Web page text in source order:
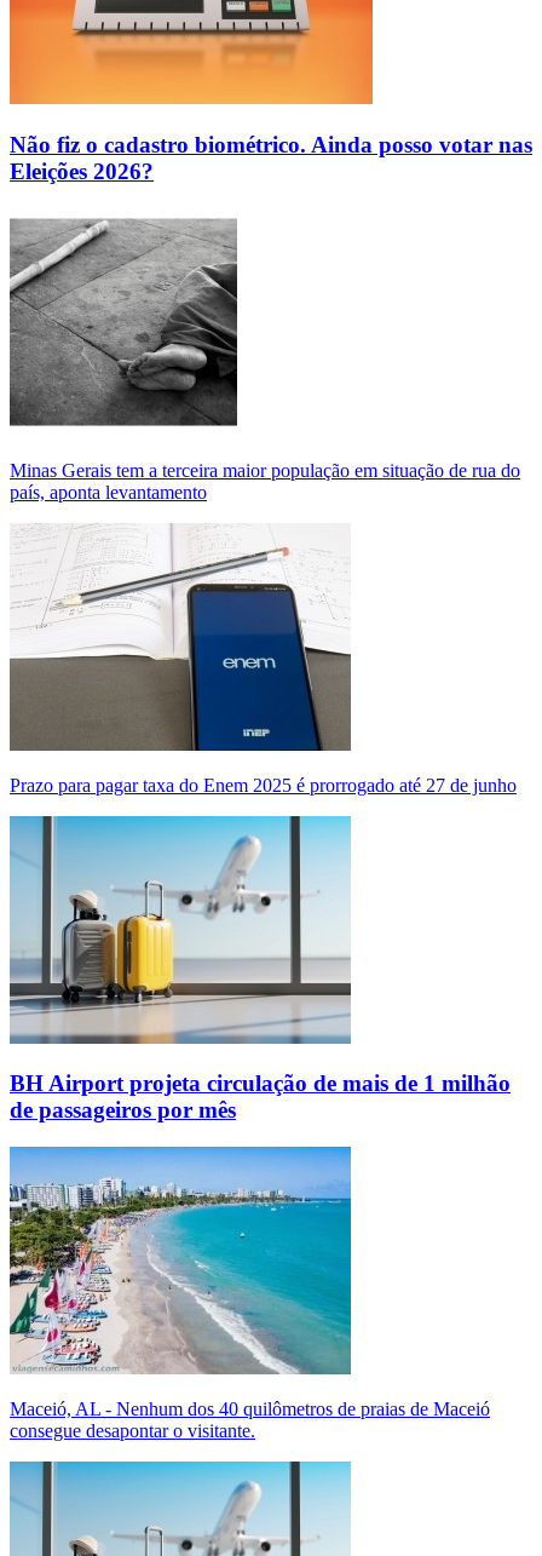
Não fiz o cadastro biométrico. Ainda posso votar nas
Eleições 2026?
Minas Gerais tem a terceira maior população em situação de rua do
país, aponta levantamento
Prazo para pagar taxa do Enem 2025 é prorrogado até 27 de junho
BH Airport projeta circulação de mais de 1 milhão
de passageiros por mês
Maceió, AL - Nenhum dos 40 quilômetros de praias de Maceió
consegue desapontar o visitante.